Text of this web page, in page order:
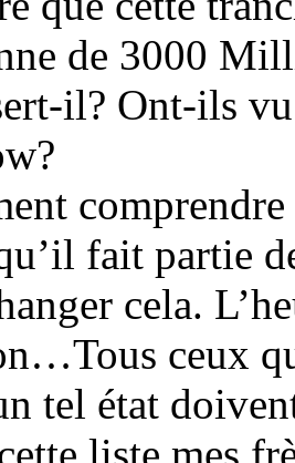
de 3000
il? Ont-ils
fait partie
cela.
ceux
tel état